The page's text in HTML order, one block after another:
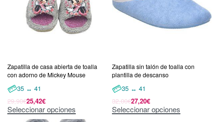
Zapatilla de casa abierta de toalla
con adorno de Mickey Mouse
35 ↔ 41
29,90€25,42€
Seleccionar opciones
Zapatilla sin talón de toalla con
plantilla de descanso
35 ↔ 41
32,00€27,20€
Seleccionar opciones